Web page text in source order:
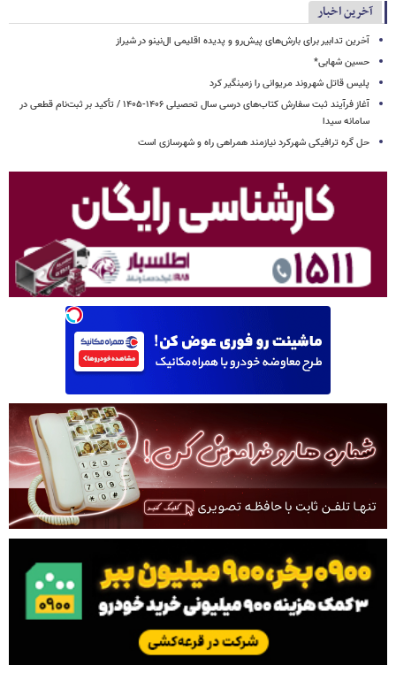
آخرین اخبار
آخرین تدابیر برای بارش‌های پیش‌رو و پدیده اقلیمی ال‌نینو در شیراز
حسین شهابی*
پلیس قاتل شهروند مریوانی را زمینگیر کرد
آغاز فرآیند ثبت سفارش کتاب‌های درسی سال تحصیلی ۱۴۰۶-۱۴۰۵ / تأکید بر ثبت‌نام قطعی در
سامانه سیدا
حل گره ترافیکی شهرکرد نیازمند همراهی راه و شهرسازی است